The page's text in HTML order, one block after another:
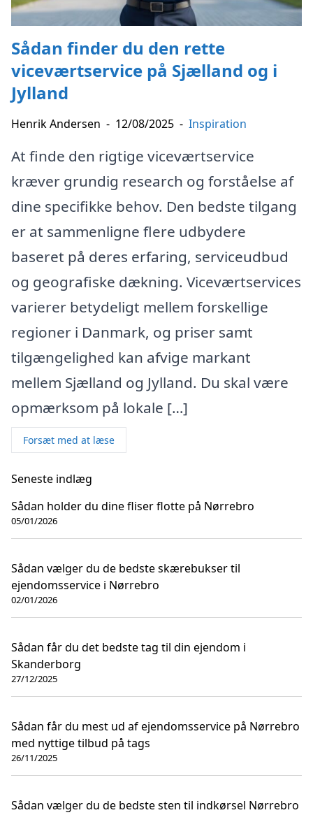
Sådan finder du den rette
viceværtservice på Sjælland og i
Jylland
Henrik Andersen - 12/08/2025 - Inspiration
At finde den rigtige viceværtservice
kræver grundig research og forståelse af
dine specifikke behov. Den bedste tilgang
er at sammenligne flere udbydere
baseret på deres erfaring, serviceudbud
og geografiske dækning. Viceværtservices
varierer betydeligt mellem forskellige
regioner i Danmark, og priser samt
tilgængelighed kan afvige markant
mellem Sjælland og Jylland. Du skal være
opmærksom på lokale […]
Forsæt med at læse
Seneste indlæg
Sådan holder du dine fliser flotte på Nørrebro
05/01/2026
Sådan vælger du de bedste skærebukser til
ejendomsservice i Nørrebro
02/01/2026
Sådan får du det bedste tag til din ejendom i
Skanderborg
27/12/2025
Sådan får du mest ud af ejendomsservice på Nørrebro
med nyttige tilbud på tags
26/11/2025
Sådan vælger du de bedste sten til indkørsel Nørrebro